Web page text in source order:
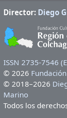
Director: Diego
ISSN 2735-7546
© 2026
© 2018–2026
Marino
Todos los